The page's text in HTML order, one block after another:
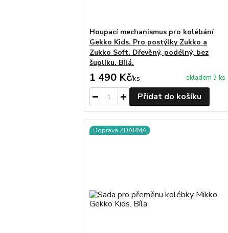
Houpací mechanismus pro kolébání
Gekko Kids. Pro postýlky Zukko a
Zukko Soft. Dřevěný, podélný, bez
šuplíku. Bílá.
1 490 Kč/ks skladem 3 ks
Přidat do košíku
Doprava ZDARMA